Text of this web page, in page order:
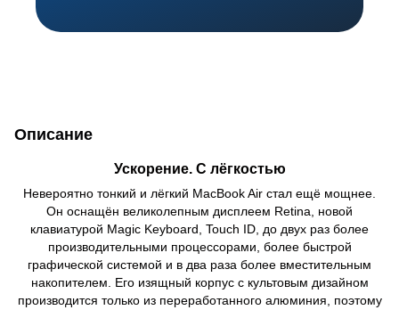
Описание
Ускорение. С лёгкостью
Невероятно тонкий и лёгкий MacBook Air стал ещё мощнее.
Он оснащён великолепным дисплеем Retina, новой
клавиатурой Magic Keyboard, Touch ID, до двух раз более
производительными процессорами, более быстрой
графической системой и в два раза более вместительным
накопителем. Его изящный корпус с культовым дизайном
производится только из переработанного алюминия, поэтому